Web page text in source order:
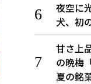
夜空に
犬、初
甘さ上
の晩梅
夏の銘